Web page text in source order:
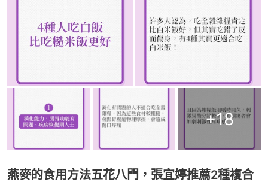
+18
燕麥的食用方法五花八門，張宜婷推薦2種複合